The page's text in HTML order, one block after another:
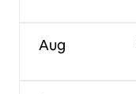
Aug